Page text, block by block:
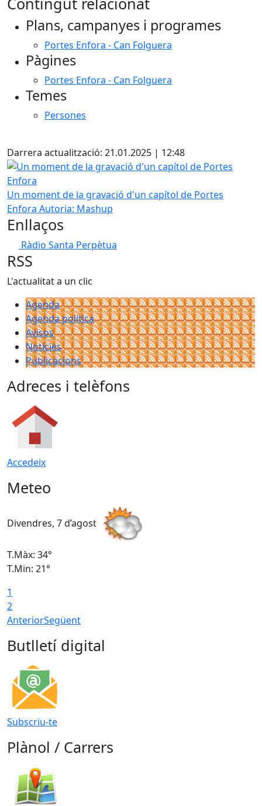
Plans, campanyes i programes
Portes Enfora - Can Folguera
Pàgines
Portes Enfora - Can Folguera
Temes
Persones
Darrera actualització: 21.01.2025 | 12:48
Un moment de la gravació d'un capítol de Portes Enfora
Un moment de la gravació d'un capítol de Portes
Enfora Autoria: Mashup
Enllaços
Ràdio Santa Perpètua
RSS
L'actualitat a un clic
Agenda
Agenda política
Avisos
Notícies
Publicacions
Adreces i telèfons
Accedeix
Meteo
Divendres, 7 d’agost
T.Màx: 34°
T.Min: 21°
1
2
AnteriorSegüent
Butlletí digital
Subscriu-te
Plànol / Carrers